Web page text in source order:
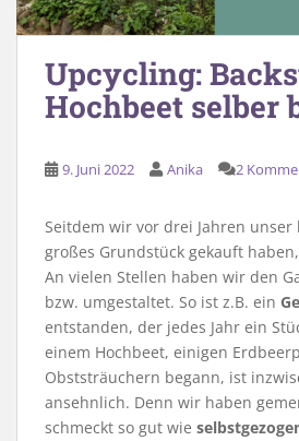
Upcycling:
Hochbeet selber
9. Juni 2022 Anika 2
Seitdem wir vor drei Jahren unser
großes Grundstück gekauft
An vielen Stellen haben wir den
bzw. umgestaltet. So ist z.B. ein
entstanden, der jedes Jahr ein
einem Hochbeet, einigen
Obststräuchern begann, ist
ansehnlich. Denn wir haben
schmeckt so gut wie